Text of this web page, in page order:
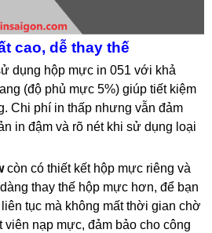
cao, dễ thay thế
dụng hộp mực in 051 với khả
(độ phủ mực 5%) giúp tiết kiệm
Chi phí in thấp nhưng vẫn đảm
in đậm và rõ nét khi sử dụng loại
còn có thiết kết hộp mực riêng và
thay thế hộp mực hơn, để bạn
tục mà không mất thời gian chờ
nạp mực, đảm bảo cho công